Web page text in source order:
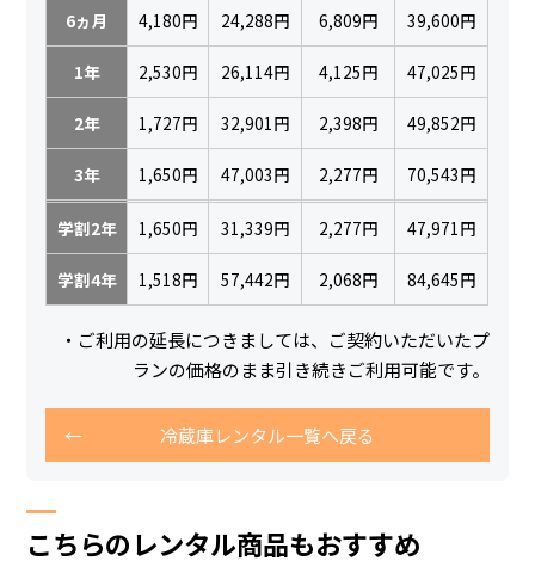
6ヵ月 4,180円 24,288円 6,809円 39,600円
1年 2,530円 26,114円 4,125円 47,025円
2年 1,727円 32,901円 2,398円 49,852円
3年 1,650円 47,003円 2,277円 70,543円
学割2年 1,650円 31,339円 2,277円 47,971円
学割4年 1,518円 57,442円 2,068円 84,645円
・ご利用の延長につきましては、ご契約いただいたプ
ランの価格のまま引き続きご利用可能です。
冷蔵庫レンタル一覧へ戻る
こちらのレンタル商品もおすすめ